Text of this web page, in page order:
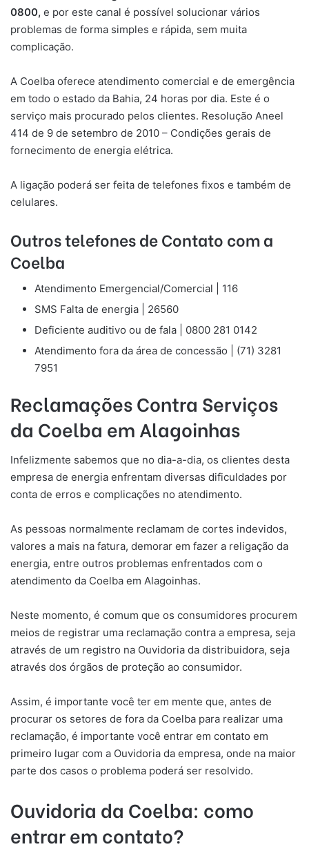
0800, e por este canal é possível solucionar vários
problemas de forma simples e rápida, sem muita
complicação.
A Coelba oferece atendimento comercial e de emergência
em todo o estado da Bahia, 24 horas por dia. Este é o
serviço mais procurado pelos clientes. Resolução Aneel
414 de 9 de setembro de 2010 – Condições gerais de
fornecimento de energia elétrica.
A ligação poderá ser feita de telefones fixos e também de
celulares.
Outros telefones de Contato com a
Coelba
Atendimento Emergencial/Comercial | 116
SMS Falta de energia | 26560
Deficiente auditivo ou de fala | 0800 281 0142
Atendimento fora da área de concessão | (71) 3281
7951
Reclamações Contra Serviços
da Coelba em Alagoinhas
Infelizmente sabemos que no dia-a-dia, os clientes desta
empresa de energia enfrentam diversas dificuldades por
conta de erros e complicações no atendimento.
As pessoas normalmente reclamam de cortes indevidos,
valores a mais na fatura, demorar em fazer a religação da
energia, entre outros problemas enfrentados com o
atendimento da Coelba em Alagoinhas.
Neste momento, é comum que os consumidores procurem
meios de registrar uma reclamação contra a empresa, seja
através de um registro na Ouvidoria da distribuidora, seja
através dos órgãos de proteção ao consumidor.
Assim, é importante você ter em mente que, antes de
procurar os setores de fora da Coelba para realizar uma
reclamação, é importante você entrar em contato em
primeiro lugar com a Ouvidoria da empresa, onde na maior
parte dos casos o problema poderá ser resolvido.
Ouvidoria da Coelba: como
entrar em contato?